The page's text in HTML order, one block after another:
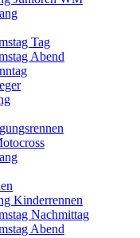
Tag
Abend
Kinderrennen
Nachmittag
Abend